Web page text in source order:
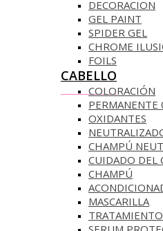
DECORACION
GEL PAINT
SPIDER GEL
CHROME
FOILS
CABELLO
COLORACIÓN
PERMANENTE
OXIDANTES
CHAMPÚ
CUIDADO DEL
CHAMPÚ
MASCARILLA